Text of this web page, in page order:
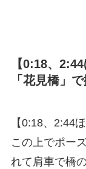
【0:18、
「花見橋」
【0:18、2:44
この上でポー
れて肩車で橋